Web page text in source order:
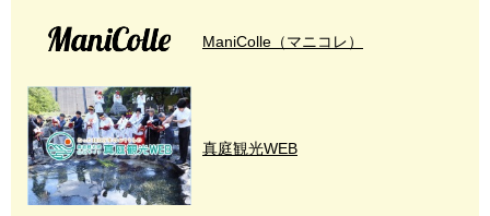
ManiColle（マニコレ）
真庭観光WEB